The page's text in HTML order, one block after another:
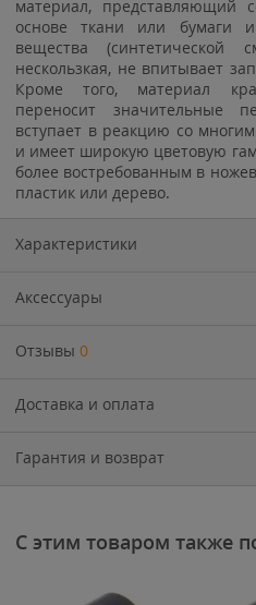
материал, представляющий
основе ткани или бумаги
вещества (синтетической
нескользкая, не впитывает
Кроме того, материал
переносит значительные
вступает в реакцию со
и имеет широкую цветовую
более востребованным в
пластик или дерево.
Характеристики
Аксессуары
Отзывы 0
Доставка и оплата
Гарантия и возврат
С этим товаром также